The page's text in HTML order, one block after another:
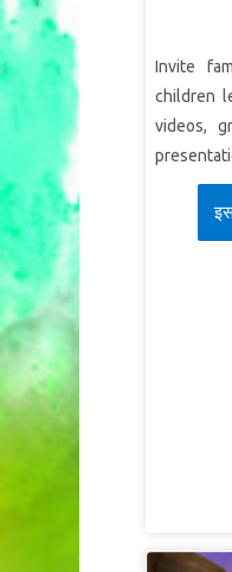
Invite
children
videos,